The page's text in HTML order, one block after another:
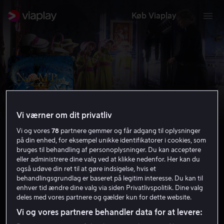
Køb Viaplay
Nanny McPhee - Den Fortryllende
Barnepige
6.6 2006 1 t. 34 min
Tilladt for alle
Vi værner om dit privatliv
Vi og vores78 partnere gemmer og får adgang til oplysninger
på din enhed, for eksempel unikke identifikatorer i cookies, som
bruges til behandling af personoplysninger. Du kan acceptere
eller administrere dine valg ved at klikke nedenfor. Her kan du
også udøve din ret til at gøre indsigelse, hvis et
behandlingsgrundlag er baseret på legitim interesse. Du kan til
enhver tid ændre dine valg via siden Privatlivspolitik. Dine valg
deles med vores partnere og gælder kun for dette website.
Vi og vores partnere behandler data for at levere: